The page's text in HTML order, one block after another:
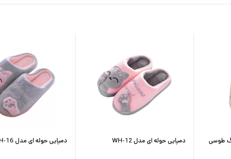
دمپایی حوله ای مدل WH-12 دمپایی حوله ای مدل WH-16